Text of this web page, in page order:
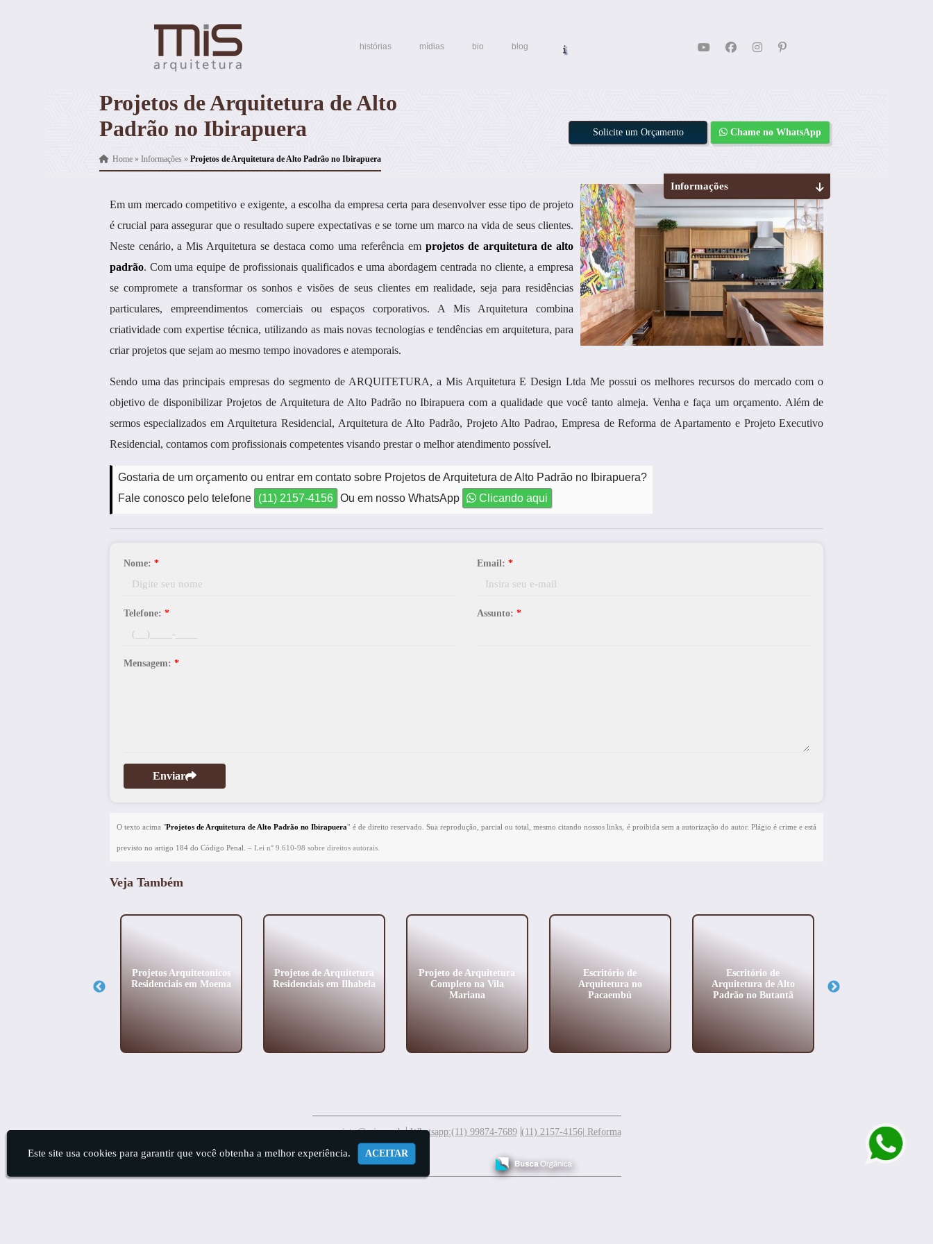
histórias mídias bio blog
Projetos de Arquitetura de Alto
Padrão no Ibirapuera
Home» Informações » Projetos de Arquitetura de Alto Padrão no Ibirapuera
Solicite um Orçamento Chame no WhatsApp
Em um mercado competitivo e exigente, a escolha da empresa certa para desenvolver esse tipo de projeto
é crucial para assegurar que o resultado supere expectativas e se torne um marco na vida de seus clientes.
Neste cenário, a Mis Arquitetura se destaca como uma referência em projetos de arquitetura de alto
padrão. Com uma equipe de profissionais qualificados e uma abordagem centrada no cliente, a empresa
se compromete a transformar os sonhos e visões de seus clientes em realidade, seja para residências
particulares, empreendimentos comerciais ou espaços corporativos. A Mis Arquitetura combina
criatividade com expertise técnica, utilizando as mais novas tecnologias e tendências em arquitetura, para
criar projetos que sejam ao mesmo tempo inovadores e atemporais.
Sendo uma das principais empresas do segmento de ARQUITETURA, a Mis Arquitetura E Design Ltda Me possui os melhores recursos do mercado com o
objetivo de disponibilizar Projetos de Arquitetura de Alto Padrão no Ibirapuera com a qualidade que você tanto almeja. Venha e faça um orçamento. Além de
sermos especializados em Arquitetura Residencial, Arquitetura de Alto Padrão, Projeto Alto Padrao, Empresa de Reforma de Apartamento e Projeto Executivo
Residencial, contamos com profissionais competentes visando prestar o melhor atendimento possível.
Gostaria de um orçamento ou entrar em contato sobre Projetos de Arquitetura de Alto Padrão no Ibirapuera?
Fale conosco pelo telefone
(11) 2157-4156 Ou em nosso WhatsApp Clicando aqui
Nome: * Email: *
Telefone: * Assunto: *
Mensagem: *
Enviar
O texto acima "Projetos de Arquitetura de Alto Padrão no Ibirapuera" é de direito reservado. Sua reprodução, parcial ou total, mesmo citando nossos links, é proibida sem a autorização do autor. Plágio é crime e está
previsto no artigo 184 do Código Penal. – Lei n° 9.610-98 sobre direitos autorais.
Informações
Veja Também
Projetos Arquitetonicos
Residenciais em Moema
Projetos de Arquitetura
Residenciais em Ilhabela
Projeto de Arquitetura
Completo na Vila
Mariana
Escritório de
Arquitetura no
Pacaembú
Escritório de
Arquitetura de Alto
Padrão no Butantã
meuprojeto@mis.arq.br Whatsapp:(11) 99874-7689 (11) 2157-4156| Reforma
Este site usa cookies para garantir que você obtenha a melhor experiência. ACEITAR